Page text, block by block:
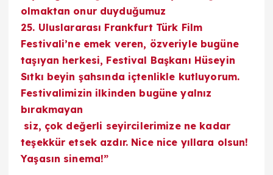
olmaktan onur duyduğumuz
25. Uluslararası Frankfurt Türk Film
Festivali’ne emek veren, özveriyle bugüne
taşıyan herkesi, Festival Başkanı Hüseyin
Sıtkı beyin şahsında içtenlikle kutluyorum.
Festivalimizin ilkinden bugüne yalnız
bırakmayan
siz, çok değerli seyircilerimize ne kadar
teşekkür etsek azdır. Nice nice yıllara olsun!
Yaşasın sinema!”